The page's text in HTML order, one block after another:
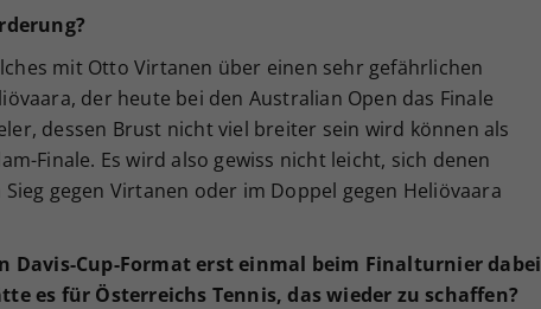
mit Otto Virtanen über einen sehr gefährlichen
der heute bei den Australian Open das Finale
dessen Brust nicht viel breiter sein wird können als
Finale. Es wird also gewiss nicht leicht, sich denen
gegen Virtanen oder im Doppel gegen Heliövaara
Davis-Cup-Format erst einmal beim Finalturnier dabei
es für Österreichs Tennis, das wieder zu schaffen?